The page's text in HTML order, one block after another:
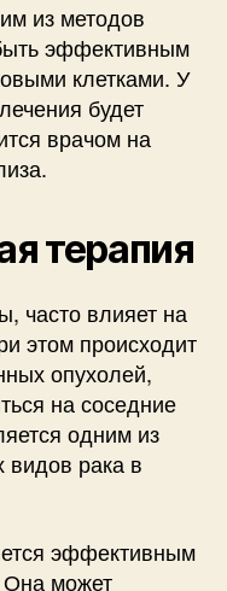
из методов
эффективным
клетками. У
будет
врачом на
терапия
часто влияет на
этом происходит
опухолей,
на соседние
одним из
видов рака в
эффективным
Она может